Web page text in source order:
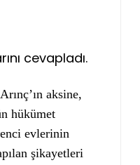
cevapladı.
aksine,
hükümet
evlerinin
şikayetleri